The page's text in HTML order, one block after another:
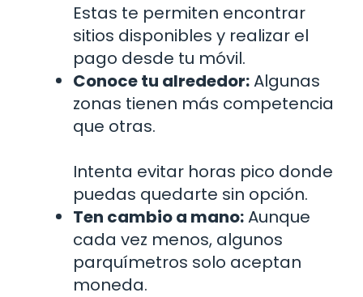
Estas te permiten encontrar
sitios disponibles y realizar el
pago desde tu móvil.
Conoce tu alrededor:Algunas
zonas tienen más competencia
que otras.
Intenta evitar horas pico donde
puedas quedarte sin opción.
Ten cambio a mano:Aunque
cada vez menos, algunos
parquímetros solo aceptan
moneda.